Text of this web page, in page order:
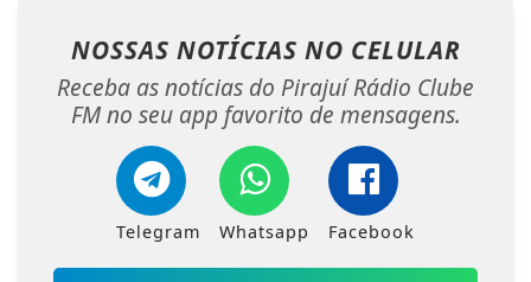
NOSSAS NOTÍCIAS NO CELULAR
Receba as notícias do Pirajuí Rádio Clube
FM no seu app favorito de mensagens.
Telegram Whatsapp Facebook